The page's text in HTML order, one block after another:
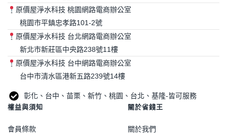
原價屋淨水科技 桃園網路電商辦公室
桃園市平鎮忠孝路101-2號
原價屋淨水科技 台北網路電商辦公室
新北市新莊區中央路238號11樓
原價屋淨水科技 台中網路電商辦公室
台中市清水區港新五路239號14樓
彰化、台中、苗栗、新竹、桃園、台北、基隆-皆可服務
權益與須知
會員條款
關於省錢王
關於我們